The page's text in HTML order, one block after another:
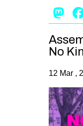
No
12 Mar ,